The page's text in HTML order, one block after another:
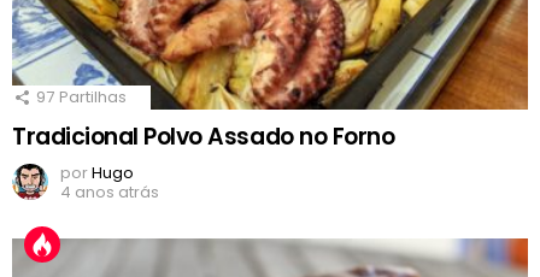
97 Partilhas
Tradicional Polvo Assado no Forno
porHugo
4 anos atrás